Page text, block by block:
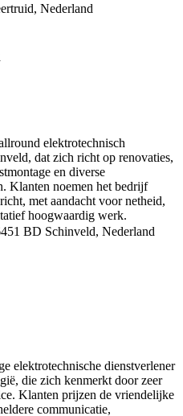
Nederland
elektrotechnisch
dat zich richt op renovaties,
en diverse
Klanten noemen het bedrijf
met aandacht voor netheid,
hoogwaardig werk.
BD Schinveld, Nederland
elektrotechnische dienstverlener
die zich kenmerkt door zeer
Klanten prijzen de vriendelijke
communicatie,